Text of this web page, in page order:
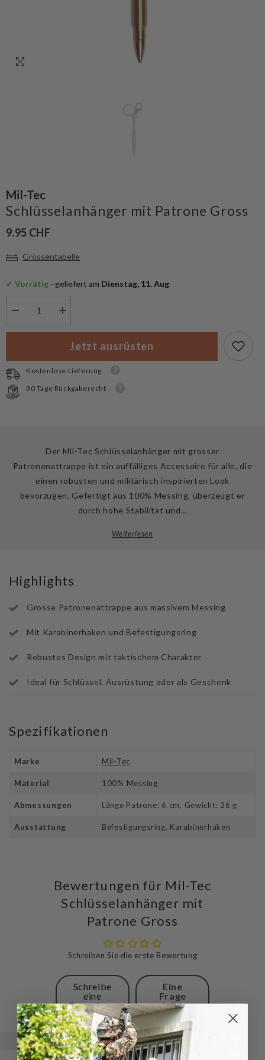
Mil-Tec
Schlüsselanhänger mit Patrone Gross
9.95 CHF
Grössentabelle
✔ Vorrätig - geliefert am Dienstag, 11. Aug
für
Schlüsselanhänger
mit
Patrone
Gross
Menge
für
Mil-
Tec
Schlüsselanhänger
mit
Gross
Jetzt ausrüsten
Kostenlose Lieferung
30 Tage Rückgaberecht
Der Mil-Tec Schlüsselanhänger mit grosser
Patronenattrappe ist ein auffälliges Accessoire für alle, die
einen robusten und militärisch inspirierten Look
bevorzugen. Gefertigt aus 100% Messing, überzeugt er
durch hohe Stabilität und…
Weiterlesen
Highlights
Grosse Patronenattrappe aus massivem Messing
Mit Karabinerhaken und Befestigungsring
Robustes Design mit taktischem Charakter
Ideal für Schlüssel, Ausrüstung oder als Geschenk
Spezifikationen
Marke Mil-Tec
Material 100% Messing
Abmessungen Länge Patrone: 6 cm, Gewicht: 26 g
Ausstattung Befestigungsring, Karabinerhaken
Bewertungen für Mil-Tec
Schlüsselanhänger mit
Patrone Gross
Schreiben Sie die erste Bewertung
Schreibe
eine
Bewertung
Eine
Frage
stellen